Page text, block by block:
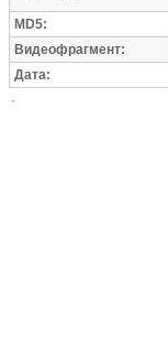
MD5:
Видеофрагмент:
Дата: